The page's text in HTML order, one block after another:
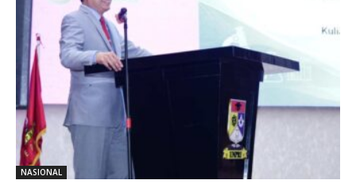
NASIONAL